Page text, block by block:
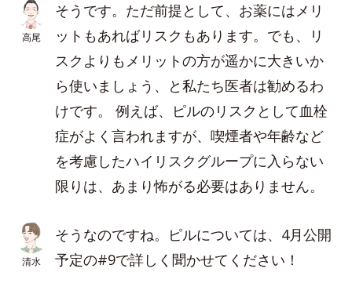
高尾
そうです。ただ前提として、お薬にはメリ
ットもあればリスクもあります。でも、リ
スクよりもメリットの方が遥かに大きいか
ら使いましょう、と私たち医者は勧めるわ
けです。 例えば、ピルのリスクとして血栓
症がよく言われますが、喫煙者や年齢など
を考慮したハイリスクグループに入らない
限りは、あまり怖がる必要はありません。
清水
そうなのですね。ピルについては、4月公開
予定の#9で詳しく聞かせてください！